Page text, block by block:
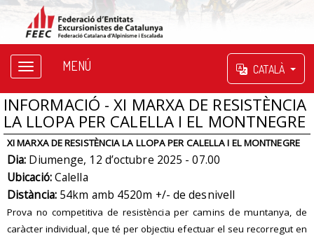
MENÚ CATALÀ
INFORMACIÓ - XI MARXA DE RESISTÈNCIA
LA LLOPA PER CALELLA I EL MONTNEGRE
XI MARXA DE RESISTÈNCIA LA LLOPA PER CALELLA I EL MONTNEGRE
Dia: Diumenge, 12 d’octubre 2025 - 07.00
Ubicació:Calella
Distància: 54km amb 4520m +/- de desnivell
Prova no competitiva de resistència per camins de muntanya, de
caràcter individual, que té per objectiu efectuar el seu recorregut en